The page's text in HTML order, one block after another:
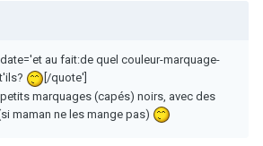
au fait:de quel couleur-marquage-
[/quote']
marquages (capés) noirs, avec des
maman ne les mange pas)